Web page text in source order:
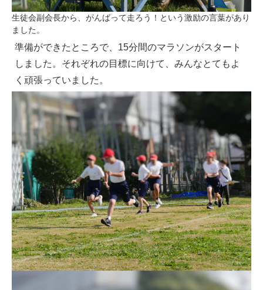
生徒会副会長から、がんばって走ろう！という激励の言葉があり
ました。
準備ができたところで、15分間のマラソンがスタート
しました。それぞれの目標に向けて、みんなとてもよ
く頑張っていました。